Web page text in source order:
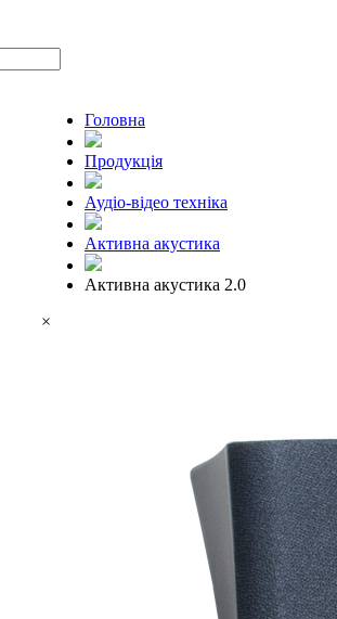
Головна
Продукцiя
Аудіо-відео техніка
Активна акустика
Активна акустика 2.0
×